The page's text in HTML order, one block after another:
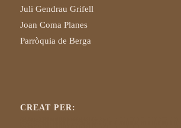
Juli Gendrau Grifell
Joan Coma Planes
Parròquia de Berga
CREAT PER: